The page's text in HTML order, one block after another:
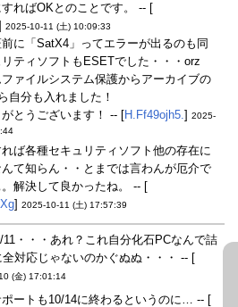
ればOKとのことです。 -- [
2025-10-11 (土) 10:09:33
に「SatX4」ってエラーが出るのも同
リティソフトもESETでした・・・orz
ファイルシステム保護からアーカイブの
自分も入れました！
とうございます！ -- [H.Ff49ojh5.] 2025-
ば各種セキュリティソフト他の存在に
て知らん・・とまでは言わんが厄介で
解決して良かったね。 -- [
] 2025-10-11 (土) 17:57:39
・・・あれ？これ自分化石PCなんで詰
対応じゃないのかぐぬぬ・・・ -- [
(金) 17:01:14
ポートも10/14に終わるというのに… -- [